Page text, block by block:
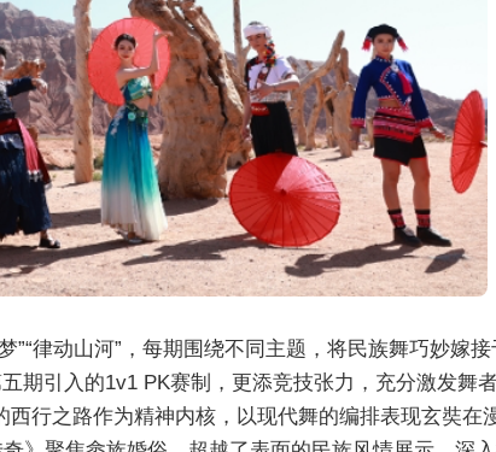
”“律动山河”，每期围绕不同主题，将民族舞巧妙嫁
期引入的1v1 PK赛制，更添竞技张力，充分激发舞
西行之路作为精神内核，以现代舞的编排表现玄奘在